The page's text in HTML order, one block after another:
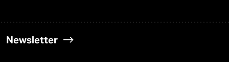
Newsletter